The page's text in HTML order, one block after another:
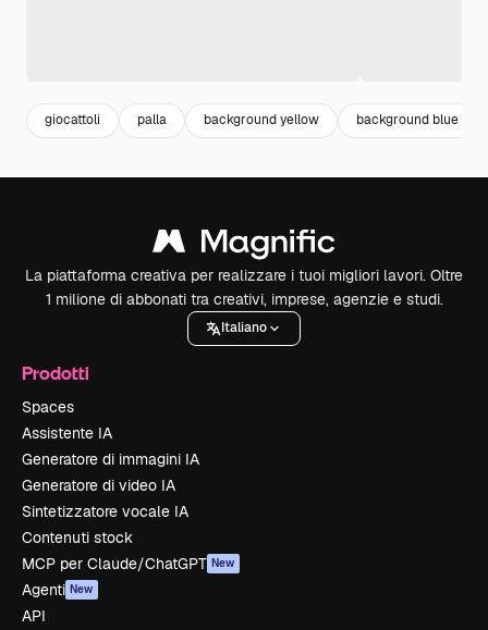
giocattoli palla background yellow background blue
La piattaforma creativa per realizzare i tuoi migliori lavori. Oltre
1 milione di abbonati tra creativi, imprese, agenzie e studi.
Italiano
Prodotti
Spaces
Assistente IA
Generatore di immagini IA
Generatore di video IA
Sintetizzatore vocale IA
Contenuti stock
MCP per Claude/ChatGPT New
Agenti New
API